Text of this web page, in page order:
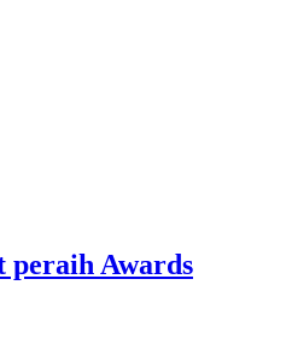
peraih Awards